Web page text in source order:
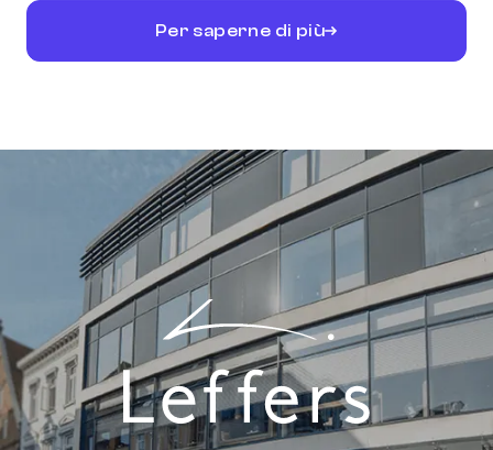
Per saperne di più